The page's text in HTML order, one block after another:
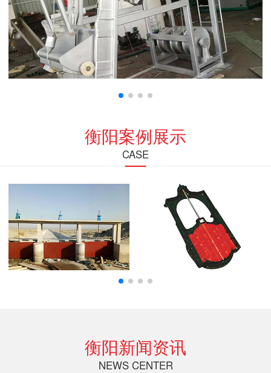
衡阳案例展示
CASE
衡阳新闻资讯
NEWS CENTER